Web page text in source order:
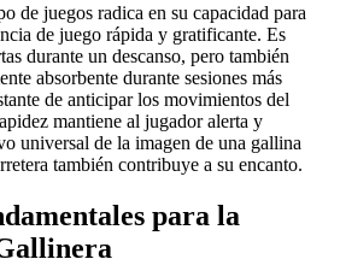
de juegos radica en su capacidad para
de juego rápida y gratificante. Es
durante un descanso, pero también
absorbente durante sesiones más
de anticipar los movimientos del
mantiene al jugador alerta y
universal de la imagen de una gallina
también contribuye a su encanto.
para la